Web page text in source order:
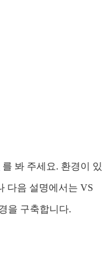
를 봐 주세요. 환경이 있
다음 설명에서는 VS
을 구축합니다.